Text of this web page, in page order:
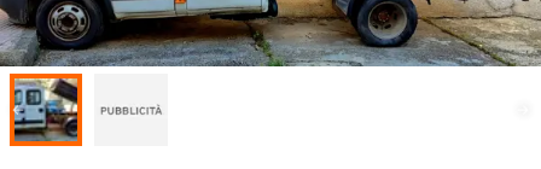
Camper
Veicoli Commerciali
Concessionari